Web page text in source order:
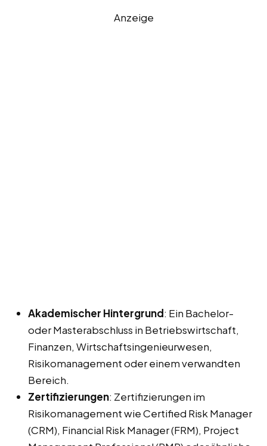
Anzeige
Akademischer Hintergrund: Ein Bachelor-
oder Masterabschluss in Betriebswirtschaft,
Finanzen, Wirtschaftsingenieurwesen,
Risikomanagement oder einem verwandten
Bereich.
Zertifizierungen: Zertifizierungen im
Risikomanagement wie Certified Risk Manager
(CRM), Financial Risk Manager (FRM), Project